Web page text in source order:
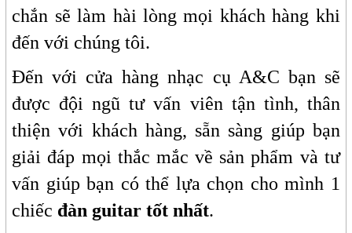
chắn sẽ làm hài lòng mọi khách hàng khi
đến với chúng tôi.
Đến với cửa hàng nhạc cụ A&C bạn sẽ
được đội ngũ tư vấn viên tận tình, thân
thiện với khách hàng, sẵn sàng giúp bạn
giải đáp mọi thắc mắc về sản phẩm và tư
vấn giúp bạn có thể lựa chọn cho mình 1
chiếc đàn guitar tốt nhất.